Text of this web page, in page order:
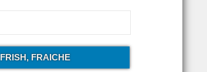
FRAICHE